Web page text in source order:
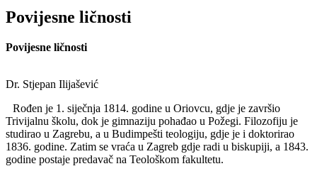
Povijesne ličnosti
Povijesne ličnosti
Dr. Stjepan Ilijašević
Rođen je 1. siječnja 1814. godine u Oriovcu, gdje je završio
Trivijalnu školu, dok je gimnaziju pohađao u Požegi. Filozofiju je
studirao u Zagrebu, a u Budimpešti teologiju, gdje je i doktorirao
1836. godine. Zatim se vraća u Zagreb gdje radi u biskupiji, a 1843.
godine postaje predavač na Teološkom fakultetu.